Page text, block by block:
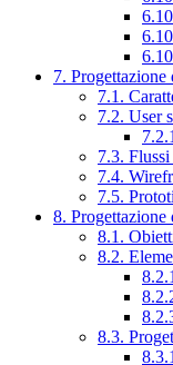
7. Progettazione
7.1.
7.2. User
7.3.
7.4.
7.5.
8. Progettazione
8.1.
8.2.
8.3.